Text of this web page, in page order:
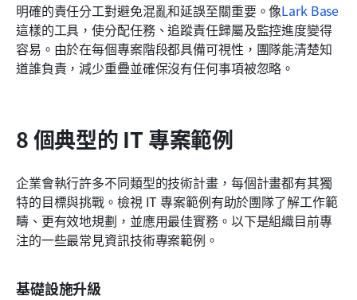
明確的責任分工對避免混亂和延誤至關重要。像Lark Base
這樣的工具，使分配任務、追蹤責任歸屬及監控進度變得
容易。由於在每個專案階段都具備可視性，團隊能清楚知
道誰負責，減少重疊並確保沒有任何事項被忽略。
8 個典型的 IT 專案範例
企業會執行許多不同類型的技術計畫，每個計畫都有其獨
特的目標與挑戰。檢視 IT 專案範例有助於團隊了解工作範
疇、更有效地規劃，並應用最佳實務。以下是組織目前專
注的一些最常見資訊技術專案範例。
基礎設施升級